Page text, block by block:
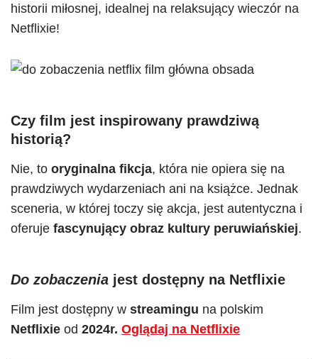
historii miłosnej, idealnej na relaksujący wieczór na
Netflixie!
Czy film jest inspirowany prawdziwą
historią?
Nie, to oryginalna fikcja, która nie opiera się na
prawdziwych wydarzeniach ani na książce. Jednak
sceneria, w której toczy się akcja, jest autentyczna i
oferuje fascynujący obraz kultury peruwiańskiej.
Do zobaczenia jest dostępny na Netflixie
Film jest dostępny w streamingu na polskim
Netflixie od 2024r. Oglądaj na Netflixie